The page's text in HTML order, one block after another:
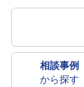
相談事例
から探す